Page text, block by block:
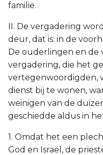
familie.
II. De vergadering
deur, dat is: in de
De ouderlingen en de
vergadering, die het
vertegenwoordigden,
dienst bij te wonen,
weinigen van de
geschiedde aldus in
1. Omdat het een
God en Israël, de